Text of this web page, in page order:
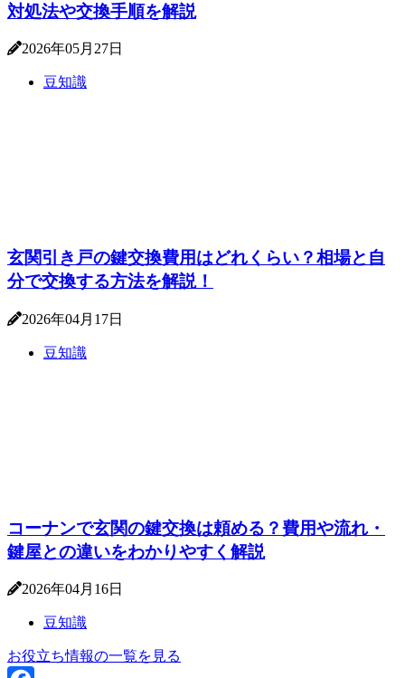
対処法や交換手順を解説
2026年05月27日
豆知識
玄関引き戸の鍵交換費用はどれくらい？相場と自
分で交換する方法を解説！
2026年04月17日
豆知識
コーナンで玄関の鍵交換は頼める？費用や流れ・
鍵屋との違いをわかりやすく解説
2026年04月16日
豆知識
お役立ち情報の一覧を見る